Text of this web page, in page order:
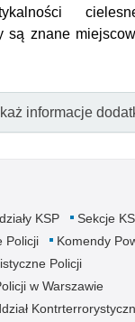
są znane
informacje
KSP Sekcje
Policji
Komendy
Policji
w Warszawie